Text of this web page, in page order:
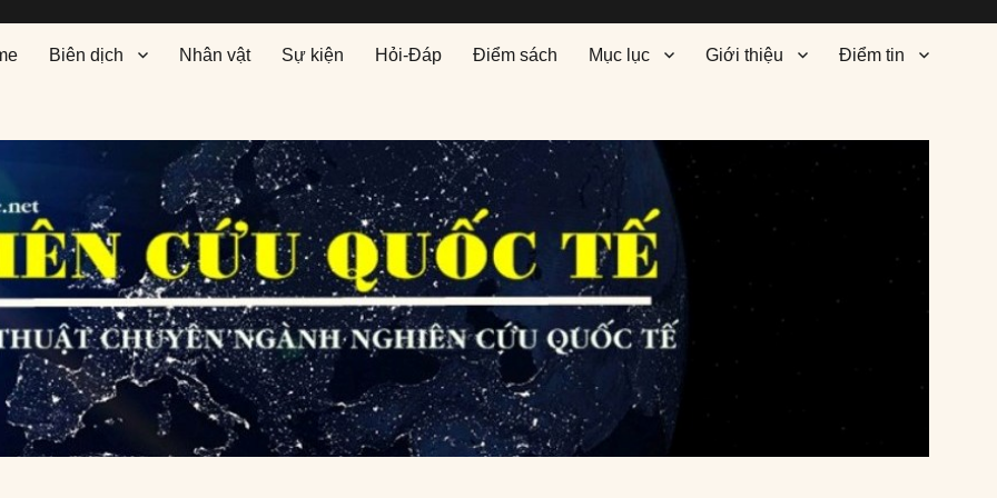
Biên dịch Nhân vật Sự kiện Hỏi-Đáp Điểm sách Mục lục Giới thiệu Điểm tin